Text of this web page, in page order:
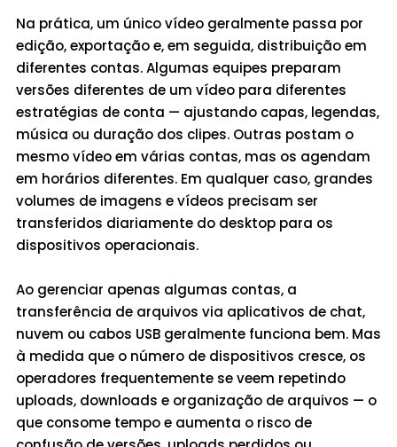
Na prática, um único vídeo geralmente passa por
edição, exportação e, em seguida, distribuição em
diferentes contas. Algumas equipes preparam
versões diferentes de um vídeo para diferentes
estratégias de conta — ajustando capas, legendas,
música ou duração dos clipes. Outras postam o
mesmo vídeo em várias contas, mas os agendam
em horários diferentes. Em qualquer caso, grandes
volumes de imagens e vídeos precisam ser
transferidos diariamente do desktop para os
dispositivos operacionais.
Ao gerenciar apenas algumas contas, a
transferência de arquivos via aplicativos de chat,
nuvem ou cabos USB geralmente funciona bem. Mas
à medida que o número de dispositivos cresce, os
operadores frequentemente se veem repetindo
uploads, downloads e organização de arquivos — o
que consome tempo e aumenta o risco de